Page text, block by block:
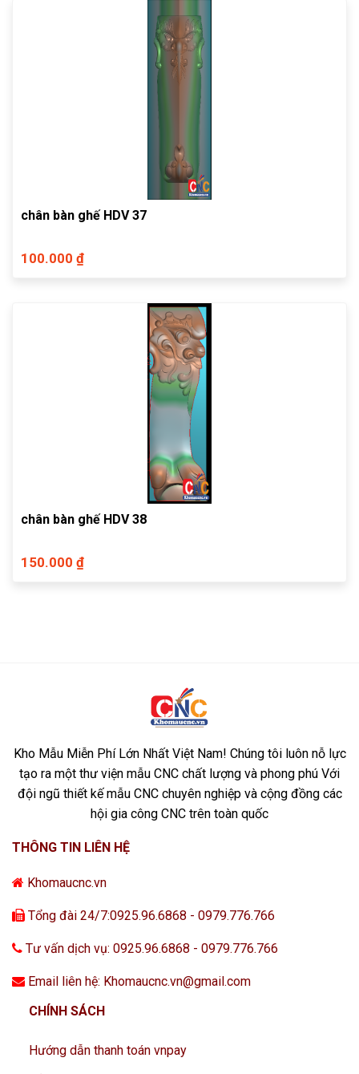
chân bàn ghế HDV 37
100.000 ₫
chân bàn ghế HDV 38
150.000 ₫
Kho Mẫu Miễn Phí Lớn Nhất Việt Nam! Chúng tôi luôn nỗ lực
tạo ra một thư viện mẫu CNC chất lượng và phong phú Với
đội ngũ thiết kế mẫu CNC chuyên nghiệp và cộng đồng các
hội gia công CNC trên toàn quốc
THÔNG TIN LIÊN HỆ
Khomaucnc.vn
Tổng đài 24/7:0925.96.6868 - 0979.776.766
Tư vấn dịch vụ: 0925.96.6868 - 0979.776.766
Email liên hệ: Khomaucnc.vn@gmail.com
CHÍNH SÁCH
Hướng dẫn thanh toán vnpay